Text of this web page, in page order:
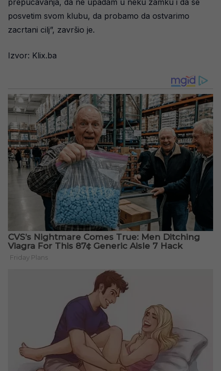
prepucavanja, da ne upadam u neku zamku i da se
posvetim svom klubu, da probamo da ostvarimo
zacrtani cilj”, završio je.
Izvor: Klix.ba